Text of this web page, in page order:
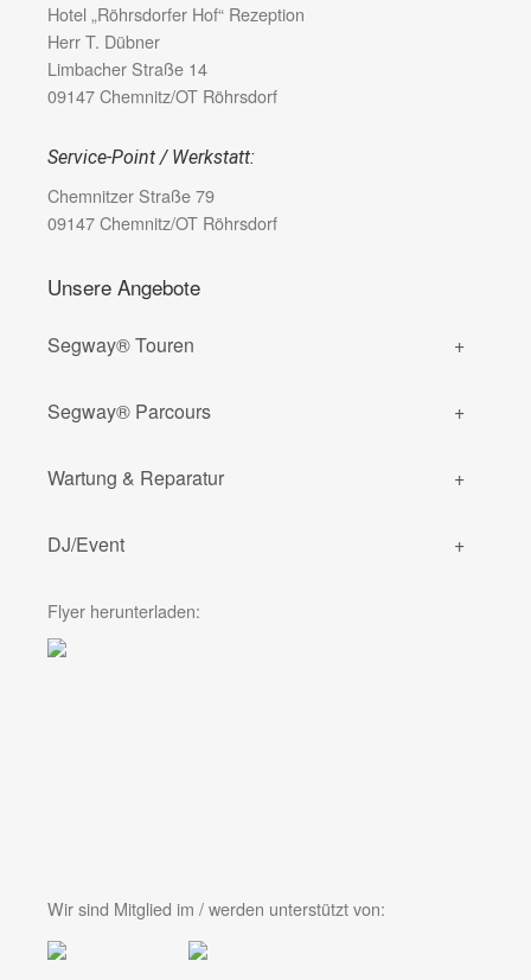
Hotel „Röhrsdorfer Hof“ Rezeption
Herr T. Dübner
Limbacher Straße 14
09147 Chemnitz/OT Röhrsdorf
Service-Point / Werkstatt:
Chemnitzer Straße 79
09147 Chemnitz/OT Röhrsdorf
Unsere Angebote
Segway® Touren
Segway® Parcours
Wartung & Reparatur
DJ/Event
Flyer herunterladen:
Wir sind Mitglied im / werden unterstützt von: